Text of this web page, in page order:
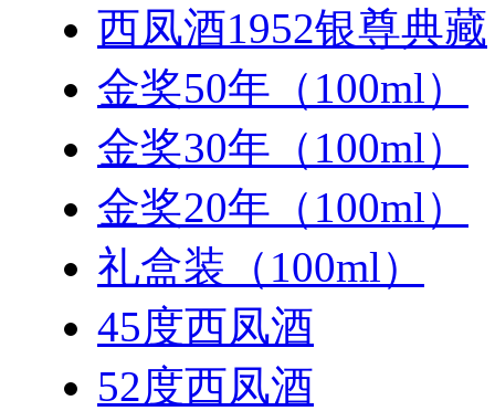
西凤酒1952银尊典藏
金奖50年（100ml）
金奖30年（100ml）
金奖20年（100ml）
礼盒装（100ml）
45度西凤酒
52度西凤酒